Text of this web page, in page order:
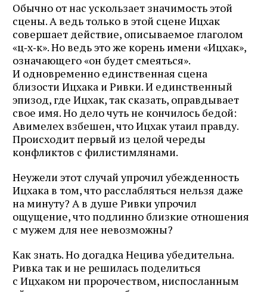
Обычно от нас ускользает значимость этой
сцены. А ведь только в этой сцене Ицхак
совершает действие, описываемое глаголом
«ц‑х‑к». Но ведь это же корень имени «Ицхак»,
означающего «он будет смеяться».
И одновременно единственная сцена
близости Ицхака и Ривки. И единственный
эпизод, где Ицхак, так сказать, оправдывает
свое имя. Но дело чуть не кончилось бедой:
Авимелех взбешен, что Ицхак утаил правду.
Происходит первый из целой череды
конфликтов с филистимлянами.
Неужели этот случай упрочил убежденность
Ицхака в том, что расслабляться нельзя даже
на минуту? А в душе Ривки упрочил
ощущение, что подлинно близкие отношения
с мужем для нее невозможны?
Как знать. Но догадка Нецива убедительна.
Ривка так и не решилась поделиться
с Ицхаком ни пророчеством, ниспосланным